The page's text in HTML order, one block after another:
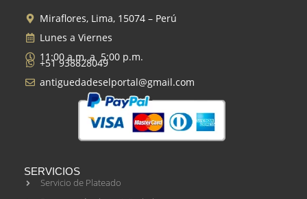
Miraflores, Lima, 15074 – Perú
Lunes a Viernes
11:00 a.m. a 5:00 p.m.
+51 938828049
antiguedadeselportal@gmail.com
SERVICIOS
Servicio de Plateado